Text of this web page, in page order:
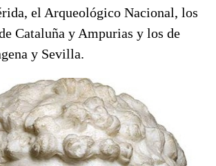
el Arqueológico Nacional, los
Cataluña y Ampurias y los de
y Sevilla.